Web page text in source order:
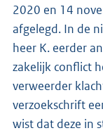
2020 en 14
afgelegd. In de
heer K. eerder
zakelijk conflict
verweerder
verzoekschrift
wist dat deze in